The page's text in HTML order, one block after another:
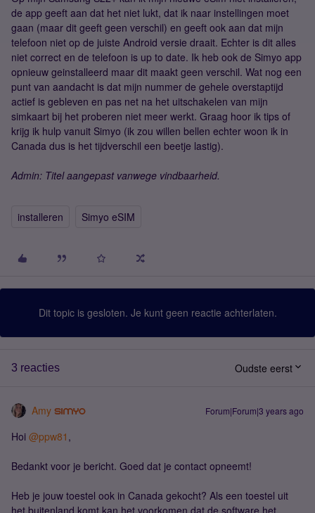
de app geeft aan dat het niet lukt, dat ik naar instellingen moet
gaan (maar dit geeft geen verschil) en geeft ook aan dat mijn
telefoon niet op de juiste Android versie draait. Echter is dit alles
niet correct en de telefoon is up to date. Ik heb ook de Simyo app
opnieuw geinstalleerd maar dit maakt geen verschil. Wat nog een
punt van aandacht is dat mijn nummer de gehele overstaptijd
actief is gebleven en pas net na het uitschakelen van mijn
simkaart bij het proberen niet meer werkt. Graag hoor ik tips of
krijg ik hulp vanuit Simyo (ik zou willen bellen echter woon ik in
Canada dus is het tijdverschil een beetje lastig).
Admin: Titel aangepast vanwege vindbaarheid.
installeren Simyo eSIM
Dit topic is gesloten. Je kunt geen reactie achterlaten.
3 reacties Oudste eerst
Amy Forum|Forum|3 years ago
Hoi @ppw81 ,
Bedankt voor je bericht. Goed dat je contact opneemt!
Heb je jouw toestel ook in Canada gekocht? Als een toestel uit
het buitenland komt kan het voorkomen dat de software het